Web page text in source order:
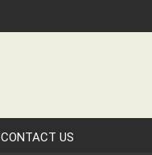
CONTACT US